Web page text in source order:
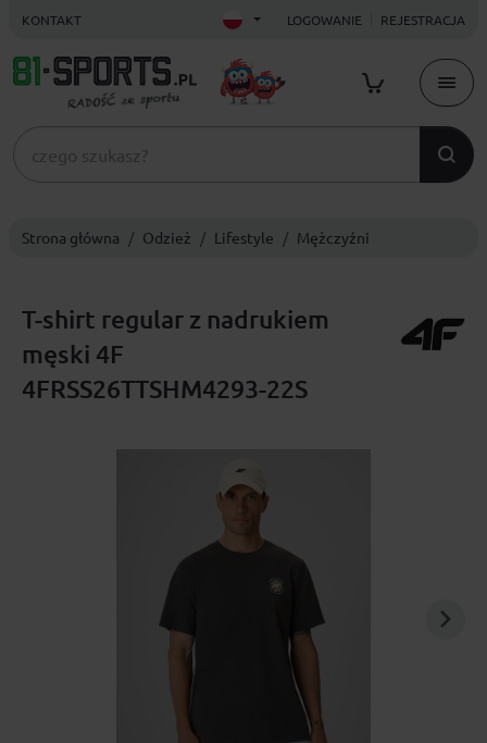
KONTAKT LOGOWANIE REJESTRACJA
Strona główna Odzież Lifestyle Mężczyźni
T-shirt regular z nadrukiem
męski 4F
4FRSS26TTSHM4293-22S